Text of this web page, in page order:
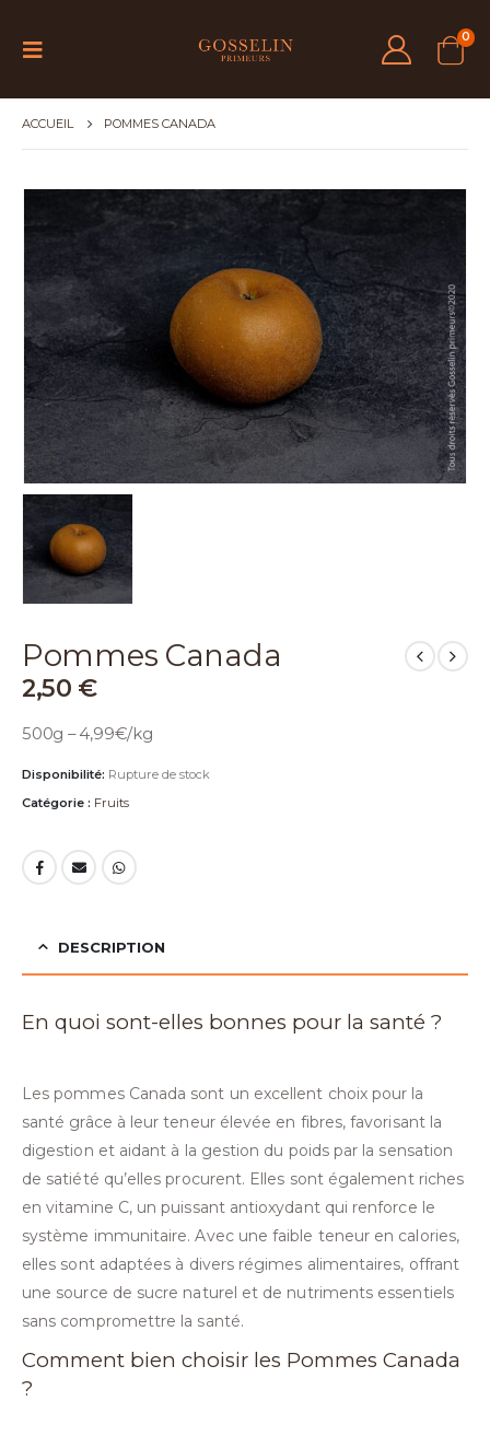
0
ACCUEIL POMMES CANADA
Pommes Canada
2,50 €
500g – 4,99€/kg
Disponibilité: Rupture de stock
Catégorie : Fruits
DESCRIPTION
En quoi sont-elles bonnes pour la santé ?
Les pommes Canada sont un excellent choix pour la
santé grâce à leur teneur élevée en fibres, favorisant la
digestion et aidant à la gestion du poids par la sensation
de satiété qu’elles procurent. Elles sont également riches
en vitamine C, un puissant antioxydant qui renforce le
système immunitaire. Avec une faible teneur en calories,
elles sont adaptées à divers régimes alimentaires, offrant
une source de sucre naturel et de nutriments essentiels
sans compromettre la santé.
Comment bien choisir les Pommes Canada
?